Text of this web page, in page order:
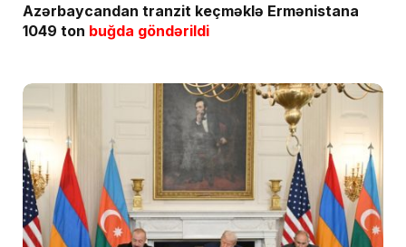
Azərbaycandan tranzit keçməklə Ermənistana
1049 ton buğda göndərildi